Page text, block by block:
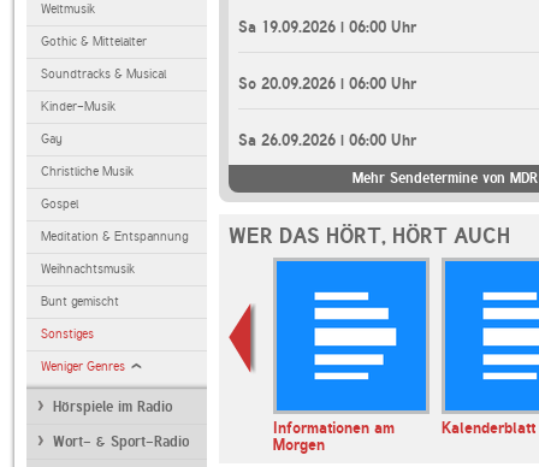
Weltmusik
Gothic & Mittelalter
Soundtracks & Musical
Kinder-Musik
Gay
Christliche Musik
Gospel
Meditation & Entspannung
Weihnachtsmusik
Bunt gemischt
Sonstiges
Weniger Genres
Hörspiele im Radio
Wort- & Sport-Radio
Sa 19.09.2026 | 06:00 Uhr
So 20.09.2026 | 06:00 Uhr
Sa 26.09.2026 | 06:00 Uhr
Mehr Sendetermine von
WER DAS HÖRT, HÖRT AUCH
Jazz
Informationen am
Morgen
Kalenderblatt